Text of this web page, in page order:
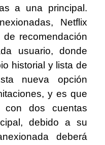
a una principal.
Netflix
recomendación
usuario, donde
historial y lista de
nueva opción
y es que
dos cuentas
debido a su
deberá